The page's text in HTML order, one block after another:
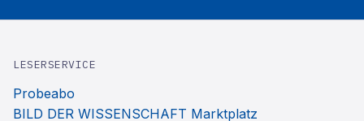
LESERSERVICE
Probeabo
BILD DER WISSENSCHAFT Marktplatz